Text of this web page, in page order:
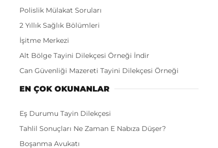
Polislik Mülakat Soruları
2 Yıllık Sağlık Bölümleri
İşitme Merkezi
Alt Bölge Tayini Dilekçesi Örneği İndir
Can Güvenliği Mazereti Tayini Dilekçesi Örneği
EN ÇOK OKUNANLAR
Eş Durumu Tayin Dilekçesi
Tahlil Sonuçları Ne Zaman E Nabıza Düşer?
Boşanma Avukatı